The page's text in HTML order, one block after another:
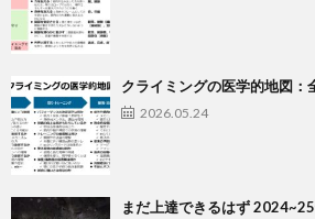
クライミングの医学的地図：
2026.05.24
まだ上達できるはず